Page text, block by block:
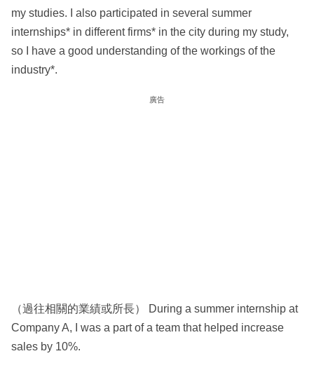
my studies. I also participated in several summer
internships* in different firms* in the city during my study,
so I have a good understanding of the workings of the
industry*.
廣告
（過往相關的業績或所長） During a summer internship at
Company A, I was a part of a team that helped increase
sales by 10%.